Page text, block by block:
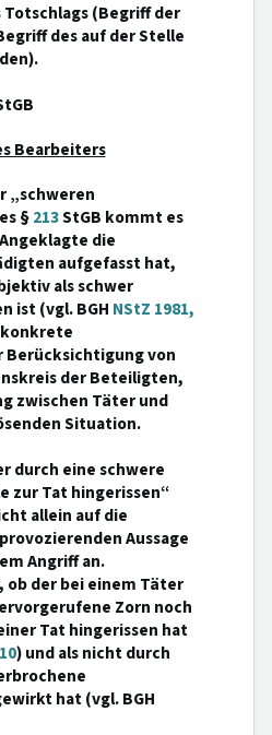
Totschlags (Begriff der
des auf der Stelle
Bearbeiters
„schweren
§213StGB kommt es
die
aufgefasst hat,
als schwer
ist (vgl. BGH NStZ 1981,
Berücksichtigung von
der Beteiligten,
zwischen Täter und
Situation.
durch eine schwere
zur Tat hingerissen“
allein auf die
Aussage
Angriff an.
ob der bei einem Täter
Zorn noch
Tat hingerissen hat
) und als nicht durch
hat (vgl. BGH